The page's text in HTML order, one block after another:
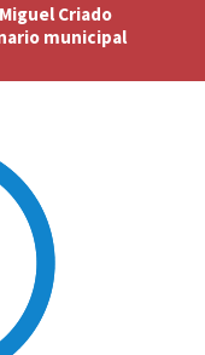
Criado
municipal